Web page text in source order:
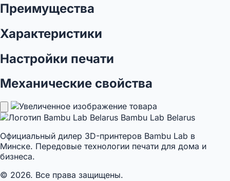
Преимущества
Характеристики
Настройки печати
Механические свойства
Bambu Lab Belarus
Официальный дилер 3D-принтеров Bambu Lab в
Минске. Передовые технологии печати для дома и
бизнеса.
© 2026. Все права защищены.